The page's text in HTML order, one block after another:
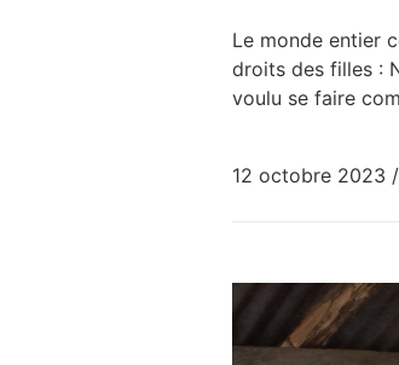
Le monde entier
droits des filles :
voulu se faire
12 octobre 2023 /